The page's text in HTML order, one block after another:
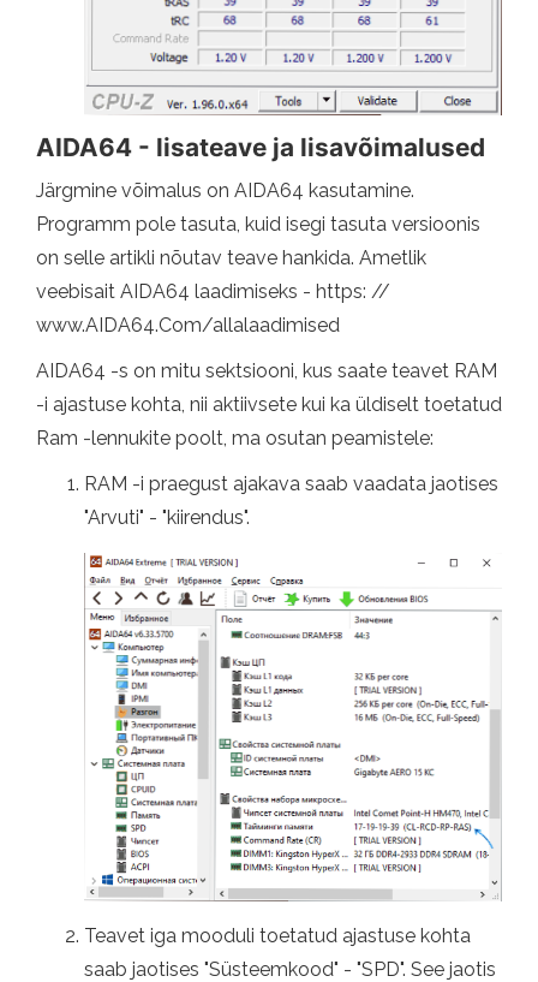
AIDA64 - lisateave ja lisavõimalused
Järgmine võimalus on AIDA64 kasutamine.
Programm pole tasuta, kuid isegi tasuta versioonis
on selle artikli nõutav teave hankida. Ametlik
veebisait AIDA64 laadimiseks - https: //
www.AIDA64.Com/allalaadimised
AIDA64 -s on mitu sektsiooni, kus saate teavet RAM
-i ajastuse kohta, nii aktiivsete kui ka üldiselt toetatud
Ram -lennukite poolt, ma osutan peamistele:
RAM -i praegust ajakava saab vaadata jaotises
"Arvuti" - "kiirendus".
Teavet iga mooduli toetatud ajastuse kohta
saab jaotises "Süsteemkood" - "SPD". See jaotis